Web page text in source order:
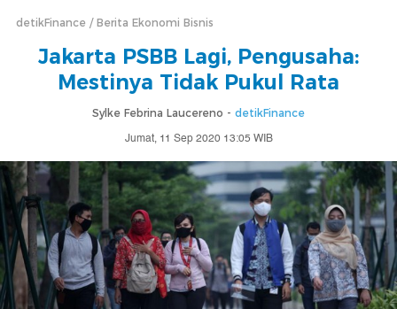
detikFinance Berita Ekonomi Bisnis
Jakarta PSBB Lagi, Pengusaha:
Mestinya Tidak Pukul Rata
Sylke Febrina Laucereno - detikFinance
Jumat, 11 Sep 2020 13:05 WIB